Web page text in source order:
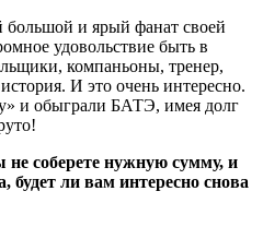
и ярый фанат своей
удовольствие быть в
компаньоны, тренер,
И это очень интересно.
и обыграли БАТЭ, имея долг
не соберете нужную сумму, и
будет ли вам интересно снова